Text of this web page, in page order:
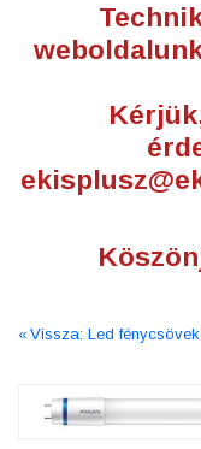
Vissza: Led fénycsövek